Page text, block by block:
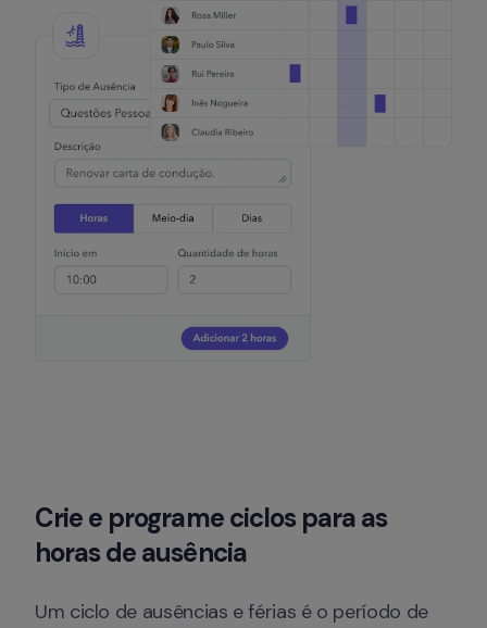
Crie e programe ciclos para as
horas de ausência
Um ciclo de ausências e férias é o período de